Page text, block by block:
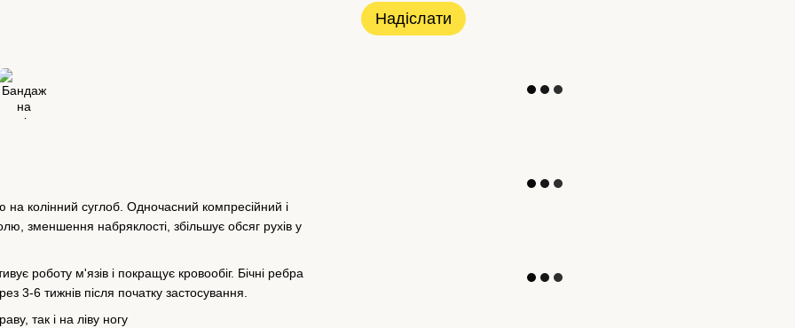
на колінний суглоб. Одночасний компресійний і
зменшення набряклості, збільшує обсяг рухів у
роботу м'язів і покращує кровообіг. Бічні ребра
3-6 тижнів після початку застосування.
так і на ліву ногу
Надіслати